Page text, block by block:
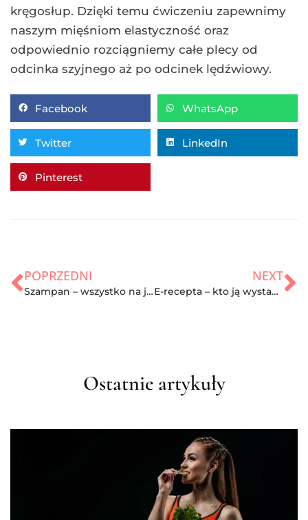
kręgosłup. Dzięki temu ćwiczeniu zapewnimy
naszym mięśniom elastyczność oraz
odpowiednio rozciągniemy całe plecy od
odcinka szyjnego aż po odcinek lędźwiowy.
Facebook WhatsApp
Twitter LinkedIn
Pinterest
POPRZEDNI
Szampan – wszystko na jego temat
NEXT
E-recepta – kto ją wystawia i jak z niej korzystać?
Ostatnie artykuły